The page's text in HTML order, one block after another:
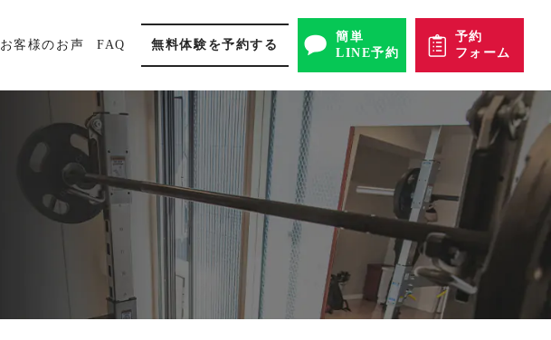
お客様のお声 FAQ 無料体験を予約する
簡単
LINE予約
予約
フォーム